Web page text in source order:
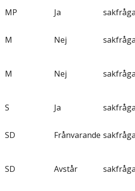
MP Ja
M Nej
M Nej
S Ja
SD Frånvarande
SD Avstår